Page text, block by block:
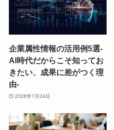
企業属性情報の活用例5選-
AI時代だからこそ知ってお
きたい、成果に差がつく理
由-
2026年7月24日